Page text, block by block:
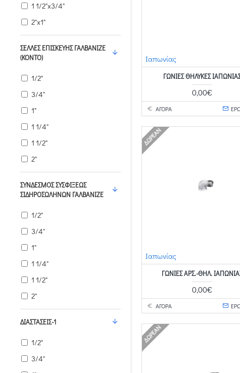
4 1/2"
1 1/2"x3/4"
2"x1"
ΣΈΛΛΕΣ ΕΠΙΣΚΕΥΉΣ ΓΑΛΒΑΝΙΖΈ
(ΚΟΝΤΌ)
1/2"
3/4"
1"
1 1/4"
1 1/2"
2"
ΣΎΝΔΕΣΜΟΣ ΣΥΣΦΊΞΕΩΣ
ΣΙΔΗΡΟΣΩΛΉΝΩΝ ΓΑΛΒΑΝΙΖΈ
1/2"
3/4"
1"
1 1/4"
1 1/2"
2"
ΔΙΑΣΤΆΣΕΙΣ-1
1/2"
3/4"
Ιαπωνίας
ΓΩΝΊΕΣ ΘΗΛΥΚΈΣ
0,00€
ΑΓΟΡΑ
ΔΩΡΕΆΝ
Ιαπωνίας
ΓΩΝΊΕΣ ΑΡΣ.-ΘΗΛ.
0,00€
ΑΓΟΡΑ
ΔΩΡΕΆΝ